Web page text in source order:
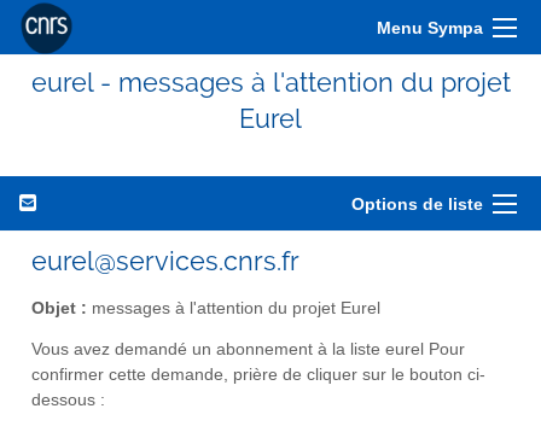
Menu Sympa
eurel - messages à l'attention du projet
Eurel
Options de liste
eurel@services.cnrs.fr
Objet : messages à l'attention du projet Eurel
Vous avez demandé un abonnement à la liste eurel Pour
confirmer cette demande, prière de cliquer sur le bouton ci-
dessous :